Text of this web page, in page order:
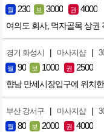
월 230 보 3000 권 4000
여의도 회사, 먹자골목 상권
경기 화성시 | 마사지샵 |
월 90 보 1000 권 2500
향남 만세시장입구에 위치
부산 강서구 | 마사지샵 |
월 80 보 2000 권 4000